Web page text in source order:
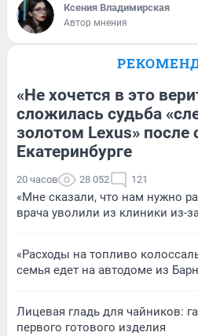
Ксения Владимирская
Автор мнения
«Не хочется в это
сложилась судьба
золотом Lexus» после
Екатеринбурге
20 часов 28 052 121
«Мне сказали, что нам нужно
врача уволили из клиники из-
«Расходы на топливо
семья едет на автодоме из
Лицевая гладь для чайников:
первого готового изделия